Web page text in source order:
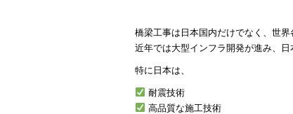
橋梁工事は日本国内だけでなく、世
近年では大型インフラ開発が進み、
特に日本は、
耐震技術
高品質な施工技術